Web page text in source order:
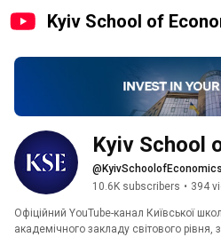
Kyiv School of
Kyiv School
@KyivSchoolofEconomics
10.6K subscribers • 394
Офіційний YouTube-канал Київської
академічного закладу світового